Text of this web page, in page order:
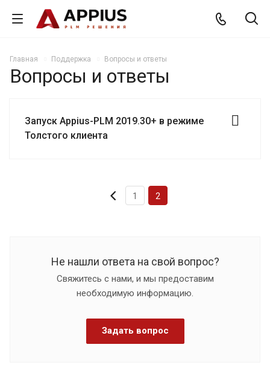
Главная Поддержка Вопросы и ответы
Вопросы и ответы
Запуск Appius-PLM 2019.30+ в режиме
Толстого клиента
1 2
Не нашли ответа на свой вопрос?
Свяжитесь с нами, и мы предоставим
необходимую информацию.
Задать вопрос